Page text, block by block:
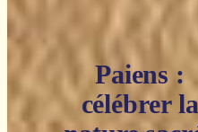
Paiens :
célébrer la